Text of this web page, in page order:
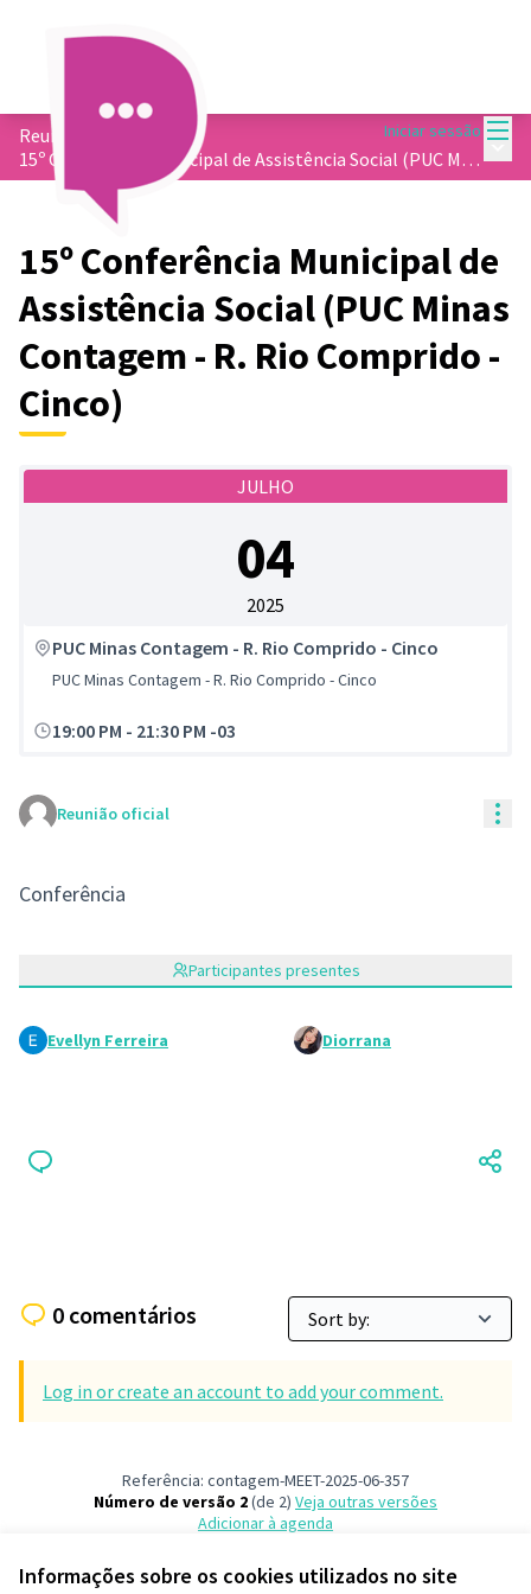
Informações sobre os cookies utilizados no site
Iniciar sessão
Reuniões
15º Conferência Municipal de Assistência Social (PUC Minas Contagem - R. Rio Comprido - Cinco)
15º Conferência Municipal de
Assistência Social (PUC Minas
Contagem - R. Rio Comprido -
Cinco)
JULHO
04
2025
PUC Minas Contagem - R. Rio Comprido - Cinco
PUC Minas Contagem - R. Rio Comprido - Cinco
19:00 PM - 21:30 PM -03
Reunião oficial
Conferência
Participantes presentes
Evellyn Ferreira Diorrana
0 comentários
Log in or create an account to add your comment.
Referência: contagem-MEET-2025-06-357
Número de versão 2(de 2)
veja outras versões
Adicionar à agenda